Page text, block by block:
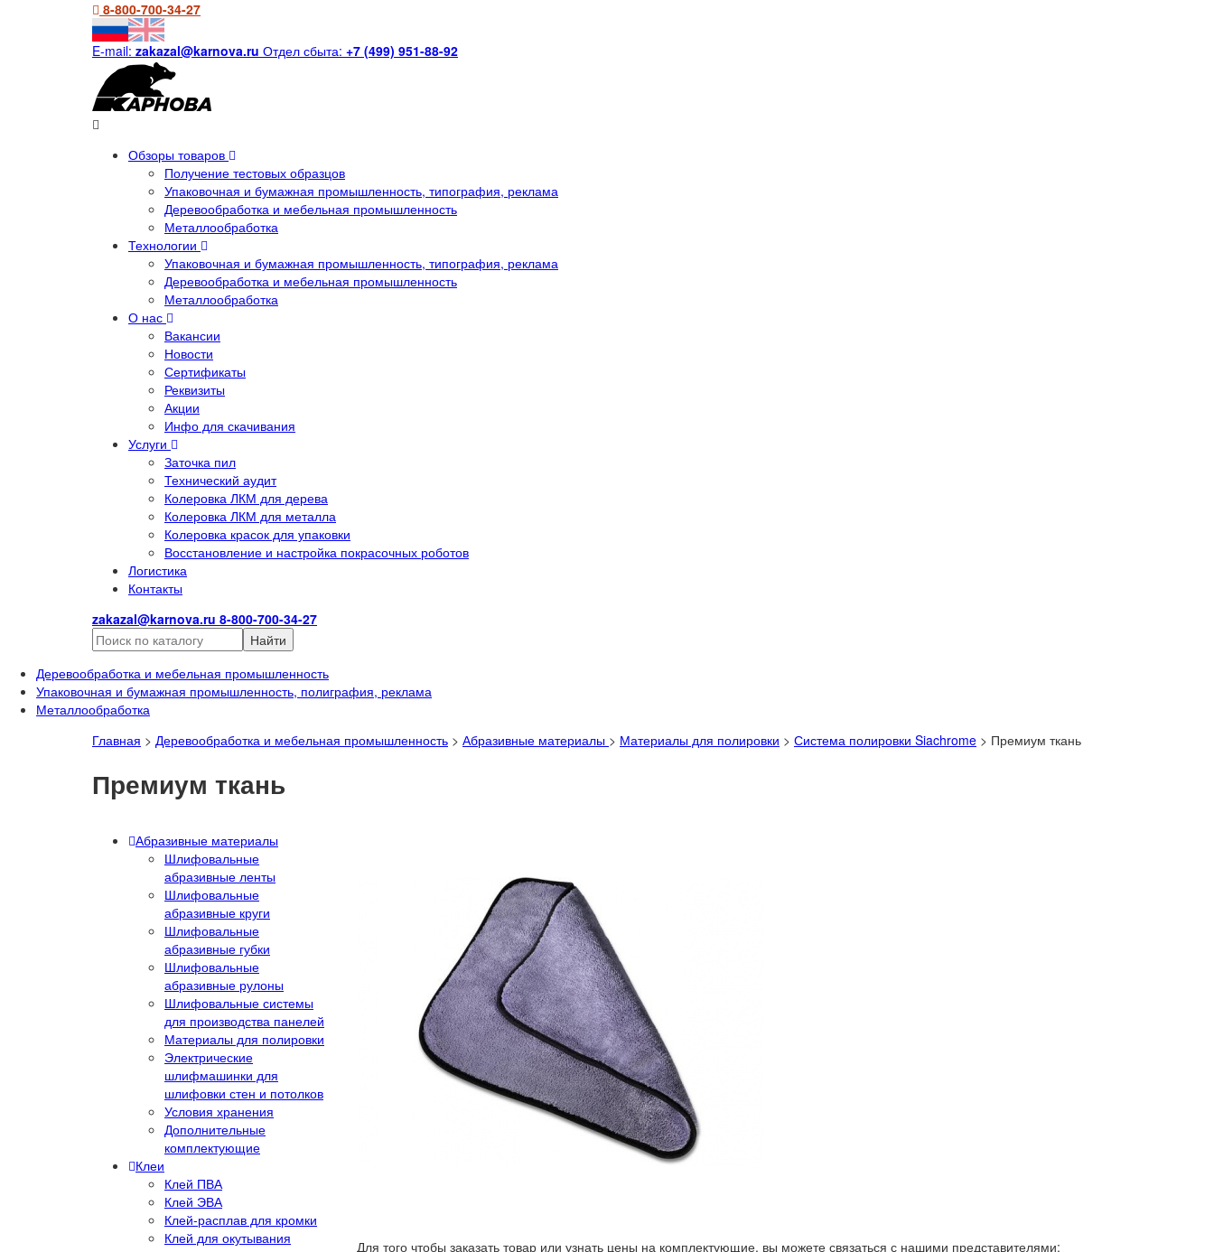
8-800-700-34-27
E-mail: zakazal@karnova.ru Отдел сбыта: +7 (499) 951-88-92
Обзоры товаров
Получение тестовых образцов
Упаковочная и бумажная промышленность, типография, реклама
Деревообработка и мебельная промышленность
Металлообработка
Технологии
Упаковочная и бумажная промышленность, типография, реклама
Деревообработка и мебельная промышленность
Металлообработка
О нас
Вакансии
Новости
Сертификаты
Реквизиты
Акции
Инфо для скачивания
Услуги
Заточка пил
Технический аудит
Колеровка ЛКМ для дерева
Колеровка ЛКМ для металла
Колеровка красок для упаковки
Восстановление и настройка покрасочных роботов
Логистика
Контакты
zakazal@karnova.ru 8-800-700-34-27
Найти
Деревообработка и мебельная промышленность
Упаковочная и бумажная промышленность, полиграфия, реклама
Металлообработка
Главная > Деревообработка и мебельная промышленность > Абразивные материалы > Материалы для полировки > Система полировки Siachrome > Премиум ткань
Премиум ткань
Абразивные материалы
Шлифовальные
абразивные ленты
Шлифовальные
абразивные круги
Шлифовальные
абразивные губки
Шлифовальные
абразивные рулоны
Шлифовальные системы
для производства панелей
Материалы для полировки
Электрические
шлифмашинки для
шлифовки стен и потолков
Условия хранения
Дополнительные
комплектующие
Клеи
Клей ПВА
Клей ЭВА
Клей-расплав для кромки
Клей для окутывания
Для того чтобы заказать товар или узнать цены на комплектующие, вы можете связаться с нашими представителями: